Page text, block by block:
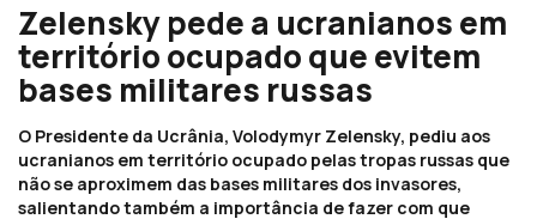
Zelensky pede a ucranianos em
território ocupado que evitem
bases militares russas
O Presidente da Ucrânia, Volodymyr Zelensky, pediu aos
ucranianos em território ocupado pelas tropas russas que
não se aproximem das bases militares dos invasores,
salientando também a importância de fazer com que